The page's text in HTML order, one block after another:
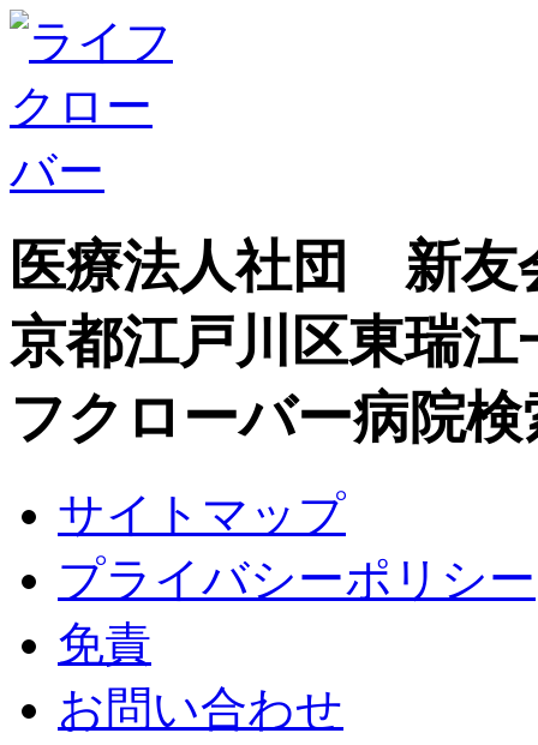
医療法人社団 新
京都江戸川区東瑞
フクローバー病院
サイトマップ
プライバシーポリシー
免責
お問い合わせ